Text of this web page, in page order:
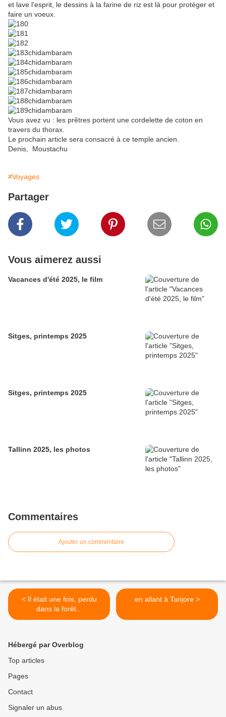
et lave l'esprit, le dessins à la farine de riz est là pour protéger et
faire un voeux.
Vous avez vu : les prêtres portent une cordelette de coton en
travers du thorax.
Le prochain article sera consacré à ce temple ancien.
Denis, Moustachu
#Voyages
Partager
Vous aimerez aussi
Vacances d'été 2025, le film
Sitges, printemps 2025
Sitges, printemps 2025
Tallinn 2025, les photos
Commentaires
Ajouter un commentaire
< Il était une fois, perdu
dans la forêt...
en allant à Tanjore >
Hébergé par Overblog
Top articles
Pages
Contact
Signaler un abus